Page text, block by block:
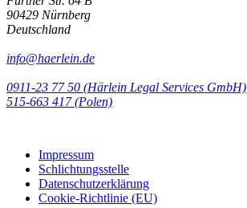
90429 Nürnberg
Deutschland
info@haerlein.de
0911-23 77 50 (Härlein Legal Services GmbH)
‭515-663 417 (Polen)‬‬‬
Impressum
Schlichtungsstelle
Datenschutzerklärung
Cookie-Richtlinie (EU)